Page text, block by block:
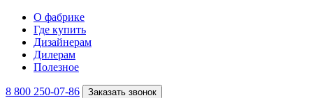
О фабрике
Где купить
Дизайнерам
Дилерам
Полезное
8 800 250-07-86 Заказать звонок